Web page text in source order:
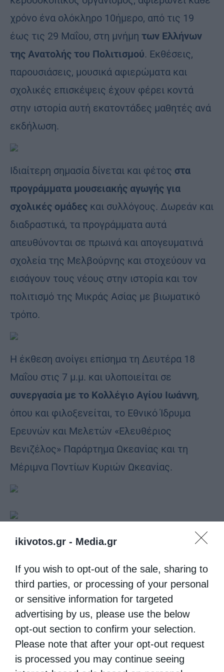
ikivotos.gr - Media.gr
If you wish to opt-out of the sale, sharing to
third parties, or processing of your personal
or sensitive information for targeted
advertising by us, please use the below
opt-out section to confirm your selection.
Please note that after your opt-out request
is processed you may continue seeing
χρόνο ένα ολόκληρο 10ήμερο, από τις 19
έως τις 29 Μαΐου, στη μνήμη των Ελλήνων
της Ανατολής του Πολιτισμού. Εκθέσεις,
παρουσιάσεις, μουσικά αφιερώματα και
σχολικές επισκέψεις έχουν φέρει κοντά
στην ιστορία αυτή εκατοντάδες μαθητές ανά
εκδήλωση.
Ιδιαίτερη σημασία δίνεται και φέτος στα
προγράμματα μουσειακής αγωγής για
σχολικές ομάδες και συλλόγους. Δωρεάν και
διαδραστικά, τα προγράμματα αυτά
απευθύνονται σε πρωινά και απογευματινά
σχολεία της Μελβούρνης και στοχεύουν να
εισάγουν τους νέους στην ιστορία και τον
πολιτισμό της Μικράς Ασίας με βιωματικό
τρόπο.
Η έκθεση ανοίγει επίσημα τη Δευτέρα 18
Μαΐου στις 7 μ.μ. και υλοποιείται σε
συνεργασία με το Κολλέγιο Αγίου Ιωάννη,
όπου και φιλοξενείται, το Εθνικό Ίδρυμα
Ερευνών και Μελετών «Ελευθέριος
Βενιζέλος» Παράρτημα Ωκεανίας και τη
Μέριμνα Ποντίων Κυριών Ωκεανίας.
Έχει την ευλογία της Ιεράς Επισκοπής
Χώρας καθώς και τη στήριξη και την
εθελοντική προσφορά του κ. Στέφανου
Ελευθεριάδη (στο σχεδιασμό της αφίσας) και
των κυριών: Καίτη Αλεξοπούλου · Αναστασία
Κελαϊδοπούλου · Βάσω Κορωναίου · Ουρανία
Παπαγεωργίου · Μαίρη Σεραφείμ · Κρις